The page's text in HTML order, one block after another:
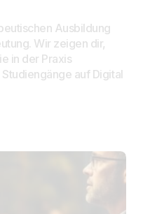
Ausbildung
Wir zeigen dir,
in der Praxis
auf Digital